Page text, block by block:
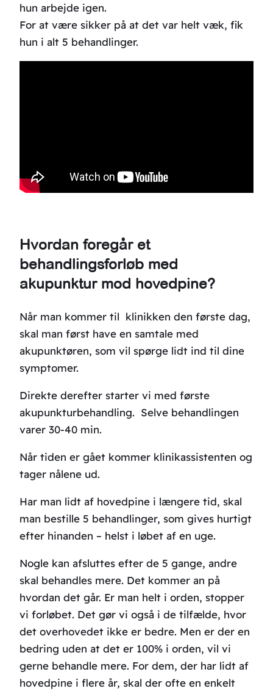
hun arbejde igen.
For at være sikker på at det var helt væk, fik
hun i alt 5 behandlinger.
Hvordan foregår et
behandlingsforløb med
akupunktur mod hovedpine?
Når man kommer til klinikken den første dag,
skal man først have en samtale med
akupunktøren, som vil spørge lidt ind til dine
symptomer.
Direkte derefter starter vi med første
akupunkturbehandling. Selve behandlingen
varer 30-40 min.
Når tiden er gået kommer klinikassistenten og
tager nålene ud.
Har man lidt af hovedpine i længere tid, skal
man bestille 5 behandlinger, som gives hurtigt
efter hinanden – helst i løbet af en uge.
Nogle kan afsluttes efter de 5 gange, andre
skal behandles mere. Det kommer an på
hvordan det går. Er man helt i orden, stopper
vi forløbet. Det gør vi også i de tilfælde, hvor
det overhovedet ikke er bedre. Men er der en
bedring uden at det er 100% i orden, vil vi
gerne behandle mere. For dem, der har lidt af
hovedpine i flere år, skal der ofte en enkelt